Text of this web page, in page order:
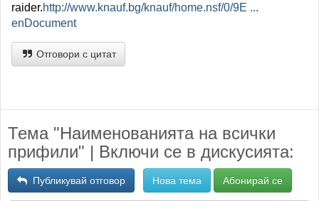
raider.http://www.knauf.bg/knauf/home.nsf/0/9E ...
enDocument
Отговори с цитат
Тема "Наименованията на всички
прифили" | Включи се в дискусията:
Публикувай отговор Нова тема Абонирай се